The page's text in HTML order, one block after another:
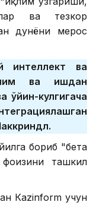
ва тезкор
дунёни мерос
интеллект ва
ва ишдан
ўйин-кулгигача
бориб "бета
ташкил
Кazinform учун